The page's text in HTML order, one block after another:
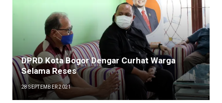
DPRD Kota Bogor Dengar Curhat Warga
Selama Reses
28 SEPTEMBER 2021